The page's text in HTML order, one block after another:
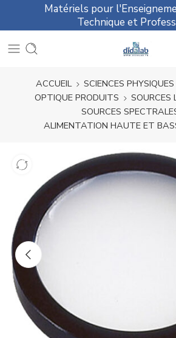
Matériels pour
Technique et
ACCUEIL SCIENCES PHYSIQUES
OPTIQUE PRODUITS
SOURCES
SOURCES
ALIMENTATION HAUTE ET